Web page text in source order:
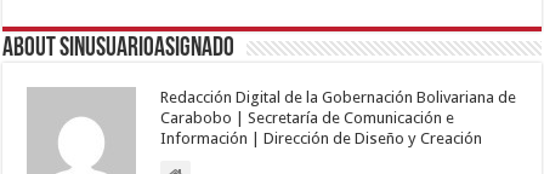
About sinusuarioasignado
Redacción Digital de la Gobernación Bolivariana de
Carabobo | Secretaría de Comunicación e
Información | Dirección de Diseño y Creación